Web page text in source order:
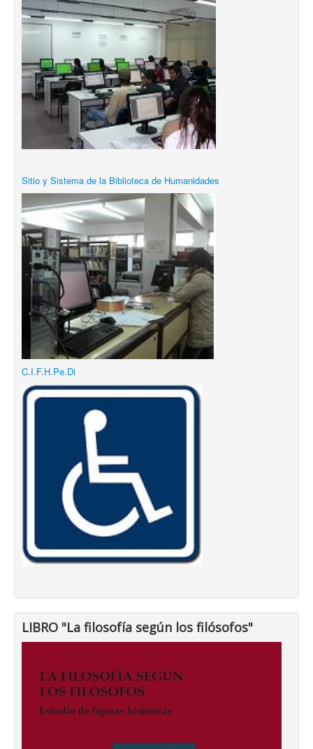
Sitio y Sistema de la Biblioteca de Humanidades
C.I.F.H.Pe.Di
LIBRO "La filosofía según los filósofos"